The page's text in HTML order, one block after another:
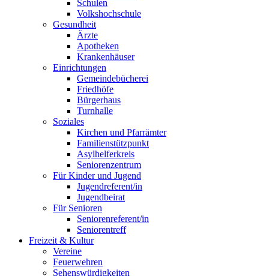
Schulen
Volkshochschule
Gesundheit
Ärzte
Apotheken
Krankenhäuser
Einrichtungen
Gemeindebücherei
Friedhöfe
Bürgerhaus
Turnhalle
Soziales
Kirchen und Pfarrämter
Familienstützpunkt
Asylhelferkreis
Seniorenzentrum
Für Kinder und Jugend
Jugendreferent/in
Jugendbeirat
Für Senioren
Seniorenreferent/in
Seniorentreff
Freizeit & Kultur
Vereine
Feuerwehren
Sehenswürdigkeiten